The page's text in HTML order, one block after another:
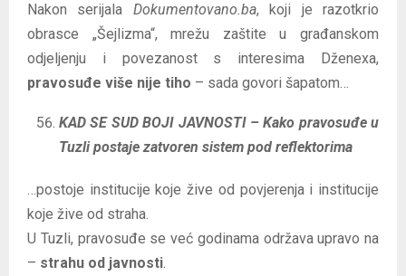
Nakon serijala Dokumentovano.ba, koji je razotkrio
obrasce „Šejlizma“, mrežu zaštite u građanskom
odjeljenju i povezanost s interesima Dženexa,
pravosuđe više nije tiho – sada govori šapatom…
KAD SE SUD BOJI JAVNOSTI – Kako pravosuđe u
Tuzli postaje zatvoren sistem pod reflektorima
…postoje institucije koje žive od povjerenja i institucije
koje žive od straha.
U Tuzli, pravosuđe se već godinama održava upravo na
– strahu od javnosti.